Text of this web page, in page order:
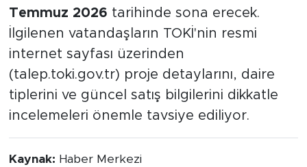
Temmuz 2026 tarihinde sona erecek.
İlgilenen vatandaşların TOKİ'nin resmi
internet sayfası üzerinden
(talep.toki.gov.tr) proje detaylarını, daire
tiplerini ve güncel satış bilgilerini dikkatle
incelemeleri önemle tavsiye ediliyor.
Kaynak: Haber Merkezi